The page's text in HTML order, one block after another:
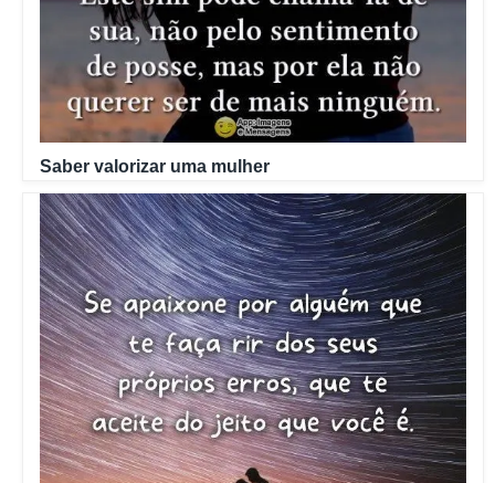
Saber valorizar uma mulher